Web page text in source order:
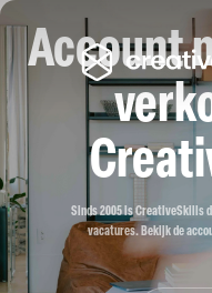
Account
Sinds 2005 is CreativeSkills
vacatures. Bekijk de